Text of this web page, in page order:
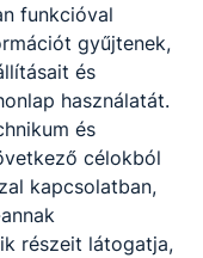
funkcióval
gyűjtenek,
és
használatát.
és
célokból
kapcsolatban,
részeit látogatja,